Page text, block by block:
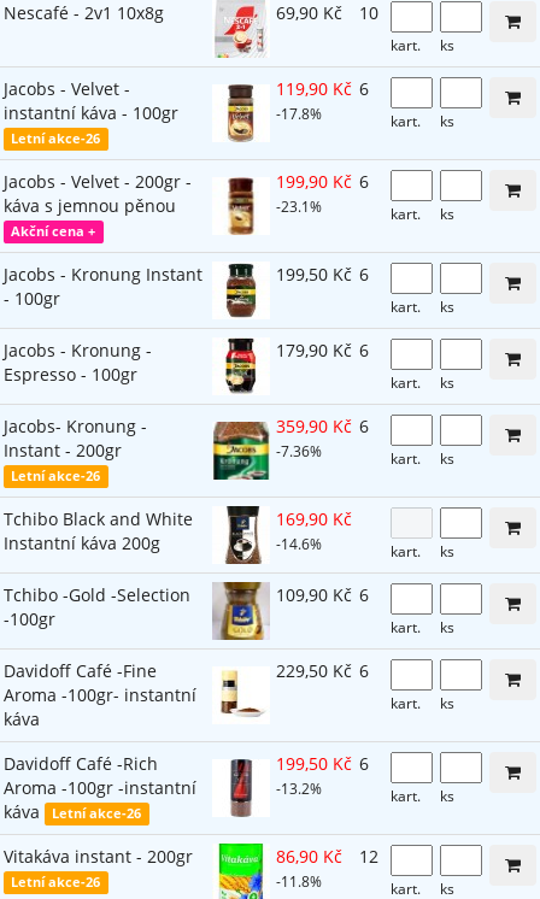
Nescafé - 2v1 10x8g 69,90 Kč 10
kart. ks
Jacobs - Velvet -
instantní káva - 100gr
Letní akce-26
119,90 Kč
-17.8%
6
kart. ks
Jacobs - Velvet - 200gr -
káva s jemnou pěnou
Akční cena +
199,90 Kč
-23.1%
6
kart. ks
Jacobs - Kronung Instant
- 100gr
199,50 Kč 6
kart. ks
Jacobs - Kronung -
Espresso - 100gr
179,90 Kč 6
kart. ks
Jacobs- Kronung -
Instant - 200gr
Letní akce-26
359,90 Kč
-7.36%
6
kart. ks
Tchibo Black and White
Instantní káva 200g
169,90 Kč
-14.6% kart. ks
Tchibo -Gold -Selection
-100gr
109,90 Kč 6
kart. ks
Davidoff Café -Fine
Aroma -100gr- instantní
káva
229,50 Kč 6
kart. ks
Davidoff Café -Rich
Aroma -100gr -instantní
káva
Letní akce-26
199,50 Kč
-13.2%
6
kart. ks
Vitakáva instant - 200gr
Letní akce-26
86,90 Kč
-11.8%
12
kart. ks